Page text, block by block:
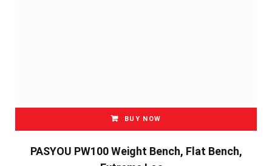
BUY NOW
PASYOU PW100 Weight Bench, Flat Bench,